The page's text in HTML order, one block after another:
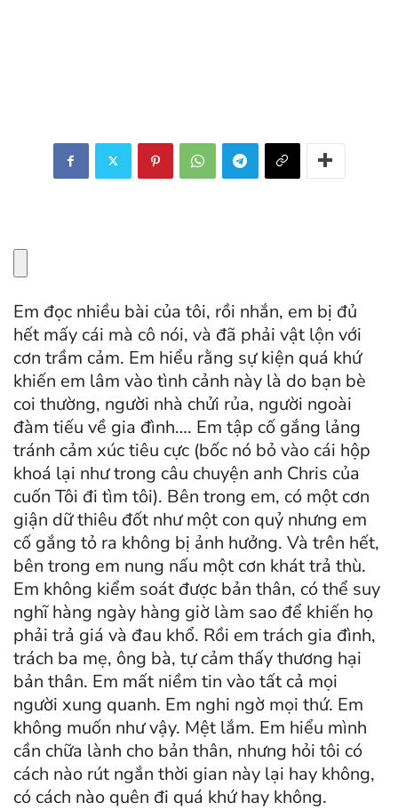
Em đọc nhiều bài của tôi, rồi nhắn, em bị đủ
hết mấy cái mà cô nói, và đã phải vật lộn với
cơn trầm cảm. Em hiểu rằng sự kiện quá khứ
khiến em lâm vào tình cảnh này là do bạn bè
coi thường, người nhà chửi rủa, người ngoài
đàm tiếu về gia đình…. Em tập cố gắng lảng
tránh cảm xúc tiêu cực (bốc nó bỏ vào cái hộp
khoá lại như trong câu chuyện anh Chris của
cuốn Tôi đi tìm tôi). Bên trong em, có một cơn
giận dữ thiêu đốt như một con quỷ nhưng em
cố gắng tỏ ra không bị ảnh hưởng. Và trên hết,
bên trong em nung nấu một cơn khát trả thù.
Em không kiểm soát được bản thân, có thể suy
nghĩ hàng ngày hàng giờ làm sao để khiến họ
phải trả giá và đau khổ. Rồi em trách gia đình,
trách ba mẹ, ông bà, tự cảm thấy thương hại
bản thân. Em mất niềm tin vào tất cả mọi
người xung quanh. Em nghi ngờ mọi thứ. Em
không muốn như vậy. Mệt lắm. Em hiểu mình
cần chữa lành cho bản thân, nhưng hỏi tôi có
cách nào rút ngắn thời gian này lại hay không,
có cách nào quên đi quá khứ hay không.